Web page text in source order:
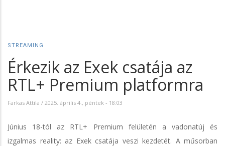
STREAMING
Érkezik az Exek csatája az
RTL+ Premium platformra
Farkas Attila / 2025. április 4., péntek - 18:03
Június 18-tól az RTL+ Premium felületén a vadonatúj és
izgalmas reality: az Exek csatája veszi kezdetét. A műsorban